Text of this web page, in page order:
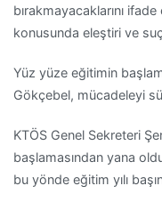
bırakmayacaklarını
konusunda eleştiri ve
Yüz yüze eğitimin
Gökçebel, mücadeleyi
KTÖS Genel Sekreteri
başlamasından yana
bu yönde eğitim yılı